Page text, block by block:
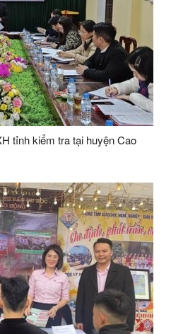
tỉnh kiểm tra tại huyện Cao